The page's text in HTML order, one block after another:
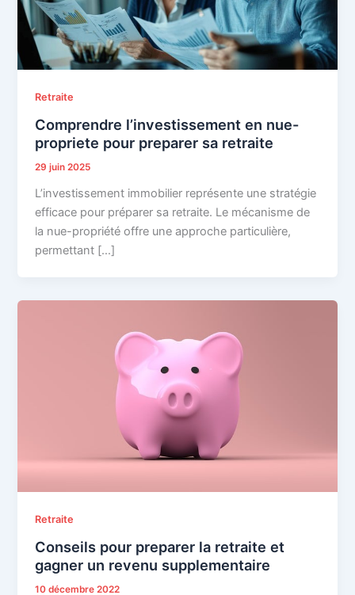
Retraite
Comprendre l’investissement en nue-
propriete pour preparer sa retraite
29 juin 2025
L’investissement immobilier représente une stratégie
efficace pour préparer sa retraite. Le mécanisme de
la nue-propriété offre une approche particulière,
permettant […]
Retraite
Conseils pour preparer la retraite et
gagner un revenu supplementaire
10 décembre 2022